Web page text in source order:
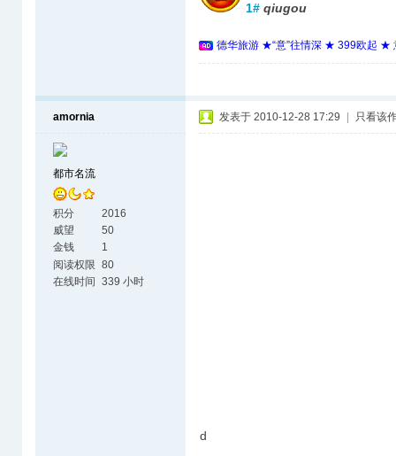
1# qiugou
德华旅游 ★“意”往情深 ★ 399欧起 ★
amornia
都市名流
积分
2016
威望
50
金钱
1
阅读权限 80
在线时间 339 小时
发表于 2010-12-28 17:29 只看该
d